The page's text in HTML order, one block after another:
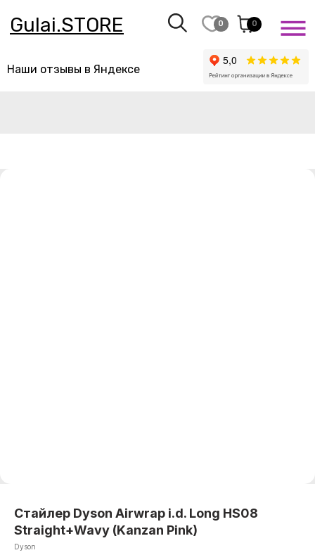
0
Gulai.STORE
Наши отзывы в Яндексе
Стайлер Dyson Airwrap i.d. Long HS08
Straight+Wavy (Kanzan Pink)
Dyson